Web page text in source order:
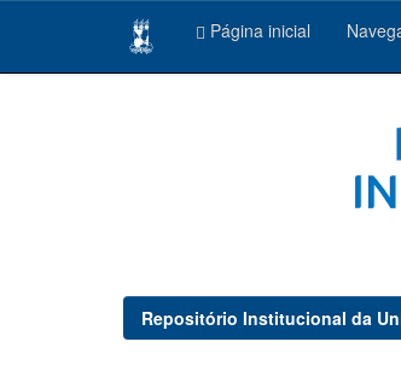
Página inicial
Repositório Institucional da